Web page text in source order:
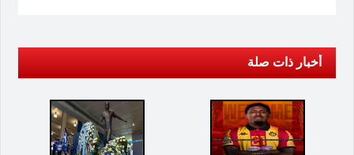
أخبار ذات صلة